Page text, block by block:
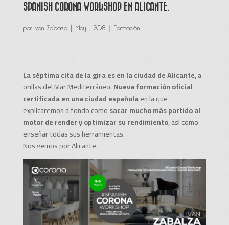
SPANISH CORONA WORKSHOP EN ALICANTE.
por Ivan Zabalza| May 1, 2018| Formación
La séptima cita de la gira es en la ciudad de Alicante,a
orillas del Mar Mediterráneo.Nueva formación oficial
certificada en una ciudad españolaen la que
explicaremos a fondo comosacar mucho más partido al
motor de render y optimizar su rendimiento, así como
enseñar todas sus herramientas.
Nos vemos por Alicante.